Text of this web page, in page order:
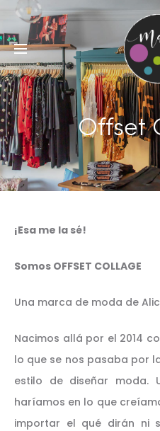
Offset
¡Esa me la sé!
Somos OFFSET COLLAGE
Una marca de moda de
Nacimos allá por el 2014
lo que se nos pasaba por
estilo de diseñar moda.
haríamos en lo que
importar el qué dirán ni